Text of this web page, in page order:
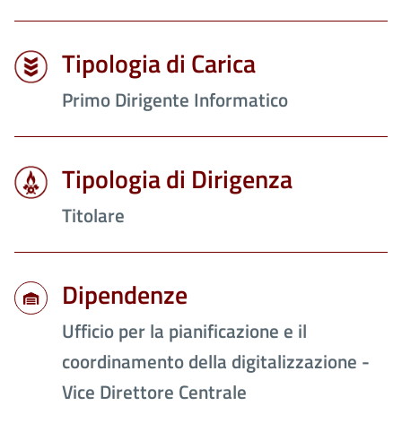
Tipologia di Carica
Primo Dirigente Informatico
Tipologia di Dirigenza
Titolare
Dipendenze
Ufficio per la pianificazione e il
coordinamento della digitalizzazione -
Vice Direttore Centrale